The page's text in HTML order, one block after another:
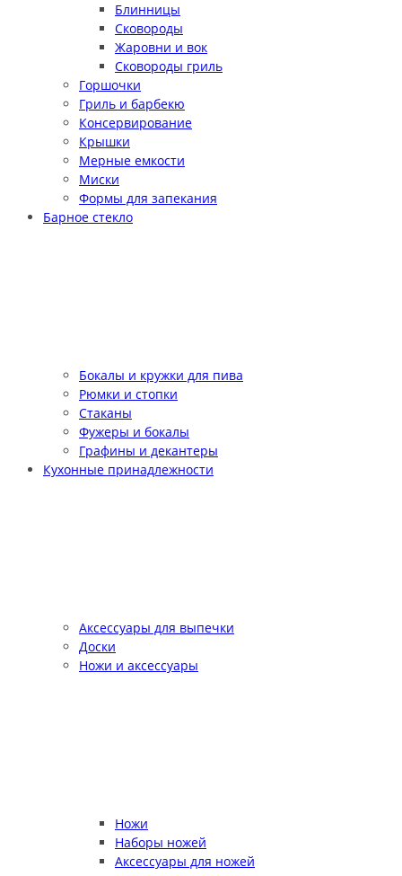
Блинницы
Сковороды
Жаровни и вок
Сковороды гриль
Горшочки
Гриль и барбекю
Консервирование
Крышки
Мерные емкости
Миски
Формы для запекания
Барное стекло
Бокалы и кружки для пива
Рюмки и стопки
Стаканы
Фужеры и бокалы
Графины и декантеры
Кухонные принадлежности
Аксессуары для выпечки
Доски
Ножи и аксессуары
Ножи
Наборы ножей
Аксессуары для ножей